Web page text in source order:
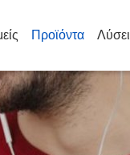
Προϊόντα